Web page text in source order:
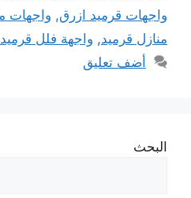
واجهات قرميد ازرق, واجهات
منازل قرميد, واجهة فلل قرميد
أضف تعليق
البحث